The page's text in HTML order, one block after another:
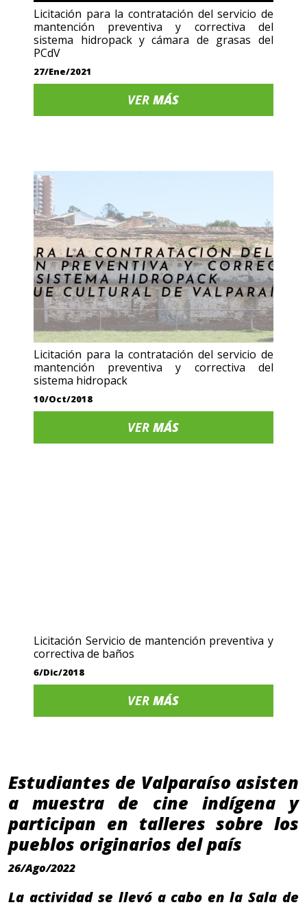
Licitación para la contratación del servicio de
mantención preventiva y correctiva del
sistema hidropack y cámara de grasas del
PCdV
27/Ene/2021
VERMÁS
Licitación para la contratación del servicio de
mantención preventiva y correctiva del
sistema hidropack
10/Oct/2018
VERMÁS
Licitación Servicio de mantención preventiva y
correctiva de baños
6/Dic/2018
VERMÁS
Estudiantes de Valparaíso asisten
a muestra de cine indígena y
participan en talleres sobre los
pueblos originarios del país
26/Ago/2022
La actividad se llevó a cabo en la Sala de